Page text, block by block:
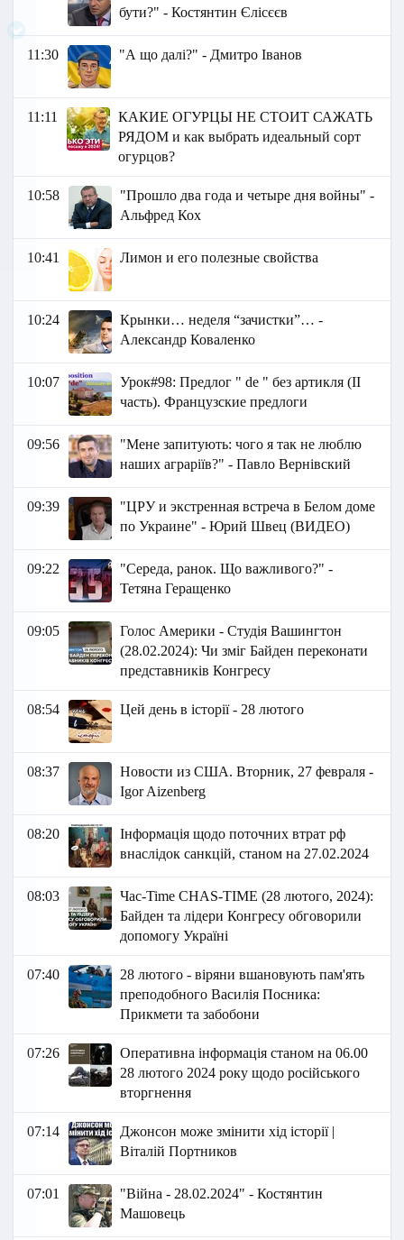
бути?" - Костянтин Єлісєєв
11:30 "А що далі?" - Дмитро Іванов
11:11
КАКИЕ ОГУРЦЫ НЕ СТОИТ САЖАТЬ
РЯДОМ и как выбрать идеальный сорт
огурцов?
10:58
"Прошло два года и четыре дня войны" -
Альфред Кох
10:41 Лимон и его полезные свойства
10:24
Крынки… неделя “зачистки”… -
Александр Коваленко
10:07
Урок#98: Предлог " de " без артикля (II
часть). Французские предлоги
09:56
"Мене запитують: чого я так не люблю
наших аграріїв?" - Павло Вернівский
09:39
"ЦРУ и экстренная встреча в Белом доме
по Украине" - Юрий Швец (ВИДЕО)
09:22
"Середа, ранок. Що важливого?" -
Тетяна Геращенко
09:05
Голос Америки - Студія Вашингтон
(28.02.2024): Чи зміг Байден переконати
представників Конгресу
08:54 Цей день в історії - 28 лютого
08:37
Новости из США. Вторник, 27 февраля -
Igor Aizenberg
08:20
Інформація щодо поточних втрат рф
внаслідок санкцій, станом на 27.02.2024
08:03
Час-Time CHAS-TIME (28 лютого, 2024):
Байден та лідери Конгресу обговорили
допомогу Україні
07:40
28 лютого - віряни вшановують пам'ять
преподобного Василія Посника:
Прикмети та забобони
07:26
Оперативна інформація станом на 06.00
28 лютого 2024 року щодо російського
вторгнення
07:14
Джонсон може змінити хід історії |
Віталій Портников
07:01
"Війна - 28.02.2024" - Костянтин
Машовець